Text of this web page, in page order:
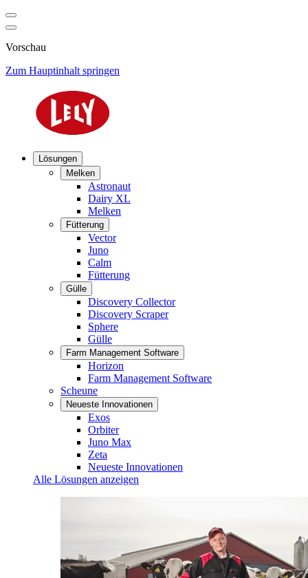
Vorschau
Zum Hauptinhalt springen
Lösungen
Melken
Astronaut
Dairy XL
Melken
Fütterung
Vector
Juno
Calm
Fütterung
Gülle
Discovery Collector
Discovery Scraper
Sphere
Gülle
Farm Management Software
Horizon
Farm Management Software
Scheune
Neueste Innovationen
Exos
Orbiter
Juno Max
Zeta
Neueste Innovationen
Alle Lösungen anzeigen